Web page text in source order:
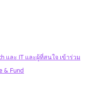
และ IT และผู้ที่สนใจ เข้าร่วม
& Fund